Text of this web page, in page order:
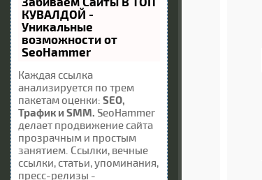
КУВАЛДОЙ -
Уникальные
возможности от
SeoHammer
Каждая ссылка
анализируется по трем
пакетам оценки: SEO,
Трафик и SMM. SeoHammer
делает продвижение сайта
прозрачным и простым
занятием. Ссылки, вечные
ссылки, статьи, упоминания,
пресс-релизы -